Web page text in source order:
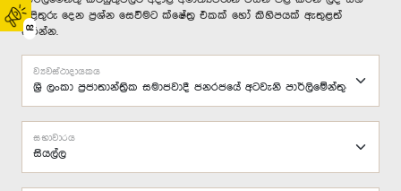
02
පිළිතුරු දෙන ප්‍රශ්න සෙවීමට ක්ෂේත්‍ර එකක් හෝ කිහිපයක් ඇතුළත්
කරන්න.
ව්‍යවස්ථාදායකය
සභාවාරය